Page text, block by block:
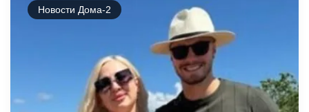
Новости Дома-2